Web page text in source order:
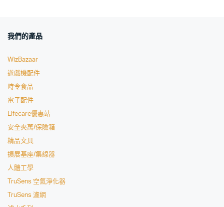
我們的產品
WizBazaar
遊戲機配件
時令食品
電子配件
Lifecare優惠站
安全夾萬/保險箱
精品文具
擴展基座/集線器
人體工學
TruSens 空氣淨化器
TruSens 濾網